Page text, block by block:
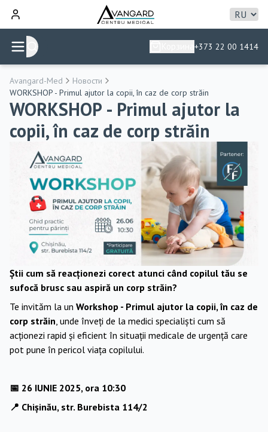
+373 22 00 1414
Avangard-Med
Новости
WORKSHOP - Primul ajutor la copii, în caz de corp străin
WORKSHOP - Primul ajutor la
copii, în caz de corp străin
Știi cum să reacționezi corect atunci când copilul tău se
sufocă brusc sau aspiră un corp străin?
Te invităm la un Workshop - Primul ajutor la copii, în caz de
corp străin , unde înveți de la medici specialiști cum să
acționezi rapid și eficient în situații medicale de urgență care
pot pune în pericol viața copilului.
📅 26 IUNIE 2025, ora 10:30
📍 Chișinău, str. Burebista 114/2